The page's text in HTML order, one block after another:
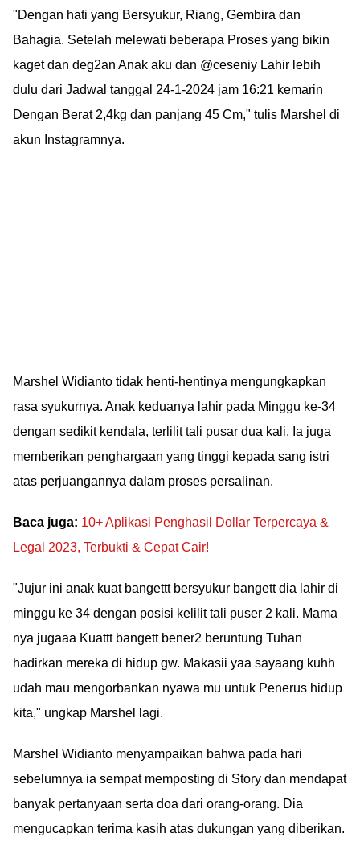
"Dengan hati yang Bersyukur, Riang, Gembira dan
Bahagia. Setelah melewati beberapa Proses yang bikin
kaget dan deg2an Anak aku dan @ceseniy Lahir lebih
dulu dari Jadwal tanggal 24-1-2024 jam 16:21 kemarin
Dengan Berat 2,4kg dan panjang 45 Cm," tulis Marshel di
akun Instagramnya.
Marshel Widianto tidak henti-hentinya mengungkapkan
rasa syukurnya. Anak keduanya lahir pada Minggu ke-34
dengan sedikit kendala, terlilit tali pusar dua kali. Ia juga
memberikan penghargaan yang tinggi kepada sang istri
atas perjuangannya dalam proses persalinan.
Baca juga: 10+ Aplikasi Penghasil Dollar Terpercaya &
Legal 2023, Terbukti & Cepat Cair!
"Jujur ini anak kuat bangettt bersyukur bangett dia lahir di
minggu ke 34 dengan posisi kelilit tali puser 2 kali. Mama
nya jugaaa Kuattt bangett bener2 beruntung Tuhan
hadirkan mereka di hidup gw. Makasii yaa sayaang kuhh
udah mau mengorbankan nyawa mu untuk Penerus hidup
kita," ungkap Marshel lagi.
Marshel Widianto menyampaikan bahwa pada hari
sebelumnya ia sempat memposting di Story dan mendapat
banyak pertanyaan serta doa dari orang-orang. Dia
mengucapkan terima kasih atas dukungan yang diberikan.